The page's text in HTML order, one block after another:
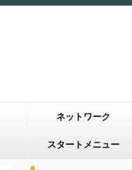
ネットワーク
スタートメニュー